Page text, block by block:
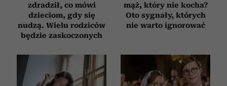
zdradził, co mówi
dzieciom, gdy się
nudzą. Wielu rodziców
będzie zaskoczonych
mąż, który nie kocha?
Oto sygnały, których
nie warto ignorować